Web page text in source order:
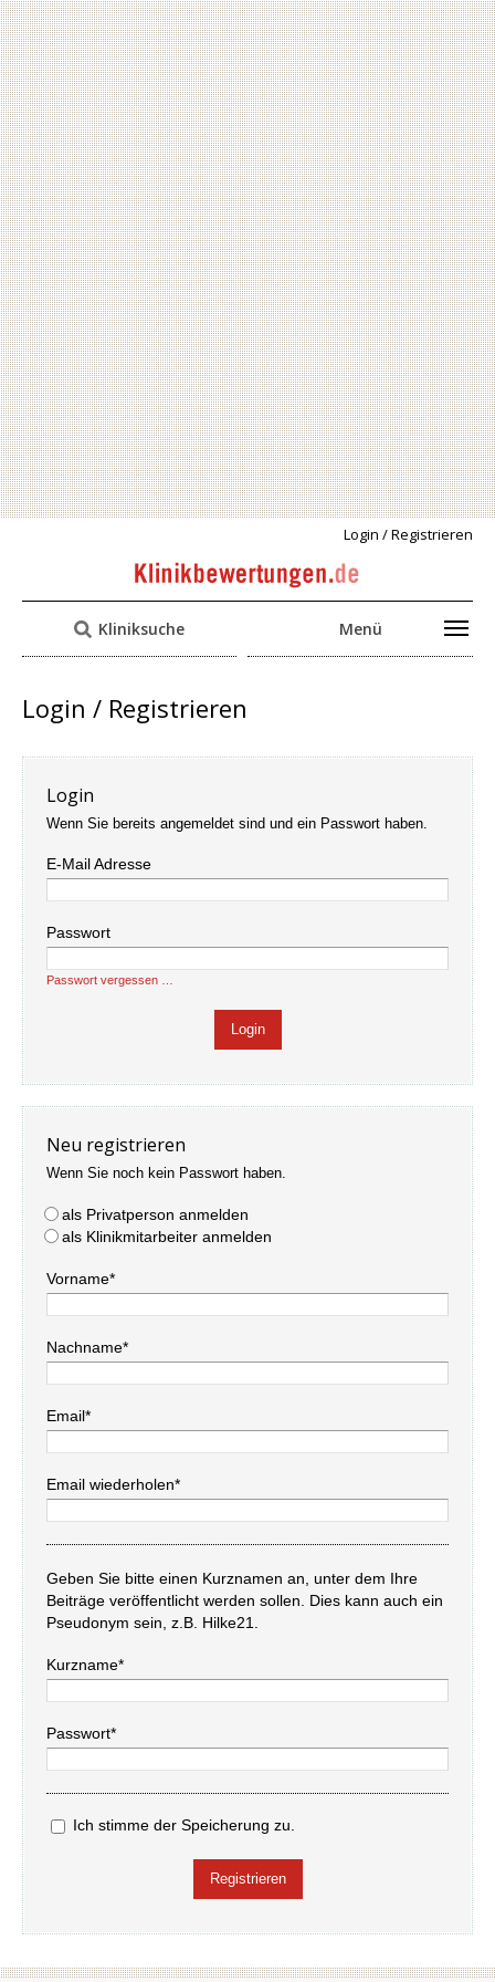
Login / Registrieren
Kliniksuche Menü
Login / Registrieren
Login
Wenn Sie bereits angemeldet sind und ein Passwort haben.
E-Mail Adresse
Passwort
Passwort vergessen …
Neu registrieren
Wenn Sie noch kein Passwort haben.
als Privatperson anmelden
als Klinikmitarbeiter anmelden
Vorname*
Nachname*
Email*
Email wiederholen*
Geben Sie bitte einen Kurznamen an, unter dem Ihre
Beiträge veröffentlicht werden sollen. Dies kann auch ein
Pseudonym sein, z.B. Hilke21.
Kurzname*
Passwort*
Ich stimme der Speicherung zu.